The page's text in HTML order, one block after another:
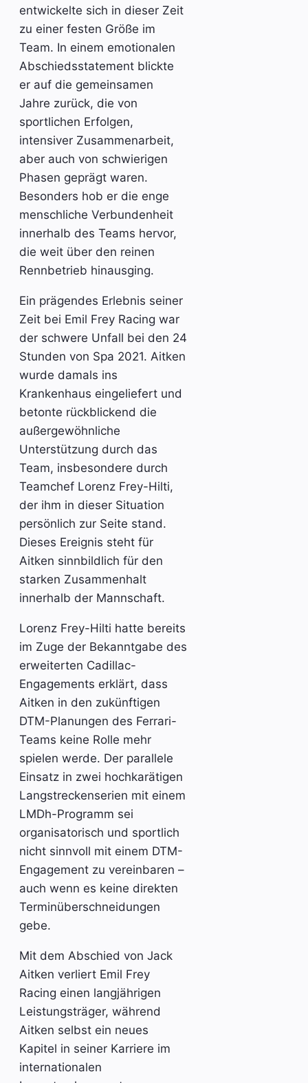
entwickelte sich in dieser Zeit
zu einer festen Größe im
Team. In einem emotionalen
Abschiedsstatement blickte
er auf die gemeinsamen
Jahre zurück, die von
sportlichen Erfolgen,
intensiver Zusammenarbeit,
aber auch von schwierigen
Phasen geprägt waren.
Besonders hob er die enge
menschliche Verbundenheit
innerhalb des Teams hervor,
die weit über den reinen
Rennbetrieb hinausging.
Ein prägendes Erlebnis seiner
Zeit bei Emil Frey Racing war
der schwere Unfall bei den 24
Stunden von Spa 2021. Aitken
wurde damals ins
Krankenhaus eingeliefert und
betonte rückblickend die
außergewöhnliche
Unterstützung durch das
Team, insbesondere durch
Teamchef Lorenz Frey-Hilti,
der ihm in dieser Situation
persönlich zur Seite stand.
Dieses Ereignis steht für
Aitken sinnbildlich für den
starken Zusammenhalt
innerhalb der Mannschaft.
Lorenz Frey-Hilti hatte bereits
im Zuge der Bekanntgabe des
erweiterten Cadillac-
Engagements erklärt, dass
Aitken in den zukünftigen
DTM-Planungen des Ferrari-
Teams keine Rolle mehr
spielen werde. Der parallele
Einsatz in zwei hochkarätigen
Langstreckenserien mit einem
LMDh-Programm sei
organisatorisch und sportlich
nicht sinnvoll mit einem DTM-
Engagement zu vereinbaren –
auch wenn es keine direkten
Terminüberschneidungen
gebe.
Mit dem Abschied von Jack
Aitken verliert Emil Frey
Racing einen langjährigen
Leistungsträger, während
Aitken selbst ein neues
Kapitel in seiner Karriere im
internationalen